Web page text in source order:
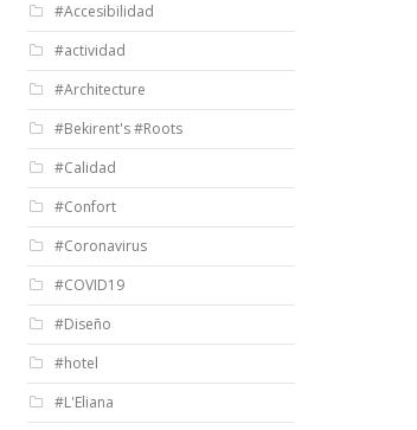
#Accesibilidad
#actividad
#Architecture
#Bekirent's #Roots
#Calidad
#Confort
#Coronavirus
#COVID19
#Diseño
#hotel
#L'Eliana